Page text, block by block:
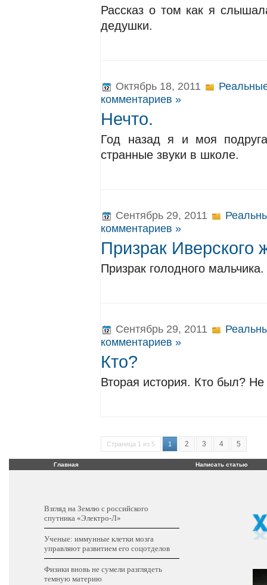
Рассказ о том как я
дедушки.
Октябрь 18, 2011
комментариев »
Нечто.
Год назад я и моя
странные звуки в школе.
Сентябрь 29, 2011
комментариев »
Призрак Иверского
Призрак голодного мальчика.
Сентябрь 29, 2011
комментариев »
Кто?
Вторая история. Кто был?
Страница 1 из 5 1 2 3 4 5
Главная Написать статью
Взгляд на Землю с российского
спутника «Электро-Л»
Ученые: иммунные клетки мозга
управляют развитием его соцотделов
Физики вновь не сумели разглядеть
темную материю